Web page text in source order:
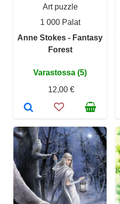
Art puzzle
1 000 Palat
Anne Stokes - Fantasy
Forest
Varastossa (5)
12,00 €